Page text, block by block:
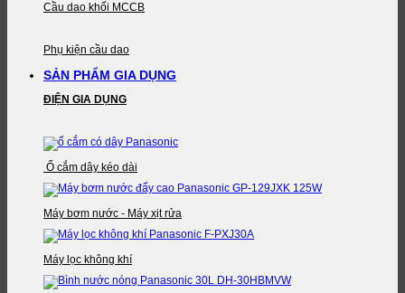
Cầu dao khối MCCB
Phụ kiện cầu dao
SẢN PHẨM GIA DỤNG
ĐIỆN GIA DỤNG
Ổ cắm dây kéo dài
Máy bơm nước - Máy xịt rửa
Máy lọc không khí